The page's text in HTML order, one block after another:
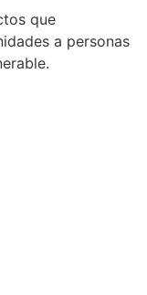
que
a personas